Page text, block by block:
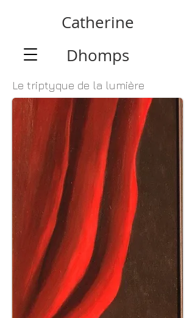
Catherine
Dhomps
Le triptyque de la lumière